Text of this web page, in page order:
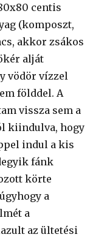
centis
(komposzt,
akkor zsákos
alját
vödör vízzel
földdel. A
vissza sem a
kiindulva, hogy
indul a kis
fánk
körte
a
a
az ültetési